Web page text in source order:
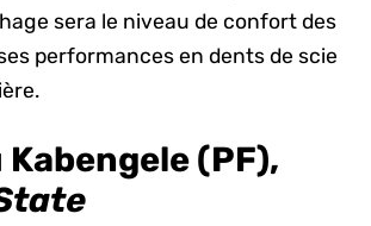
sera le niveau de confort des
performances en dents de scie
(PF),